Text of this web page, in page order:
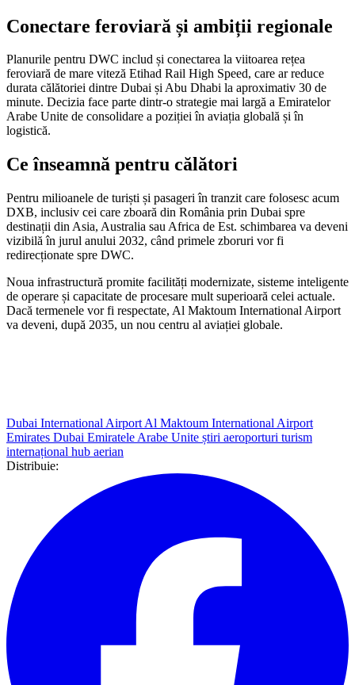
Conectare feroviară și ambiții regionale
Planurile pentru DWC includ și conectarea la viitoarea rețea
feroviară de mare viteză Etihad Rail High Speed, care ar reduce
durata călătoriei dintre Dubai și Abu Dhabi la aproximativ 30 de
minute. Decizia face parte dintr-o strategie mai largă a Emiratelor
Arabe Unite de consolidare a poziției în aviația globală și în
logistică.
Ce înseamnă pentru călători
Pentru milioanele de turiști și pasageri în tranzit care folosesc acum
DXB, inclusiv cei care zboară din România prin Dubai spre
destinații din Asia, Australia sau Africa de Est. schimbarea va deveni
vizibilă în jurul anului 2032, când primele zboruri vor fi
redirecționate spre DWC.
Noua infrastructură promite facilități modernizate, sisteme inteligente
de operare și capacitate de procesare mult superioară celei actuale.
Dacă termenele vor fi respectate, Al Maktoum International Airport
va deveni, după 2035, un nou centru al aviației globale.
Dubai International Airport Al Maktoum International Airport
Emirates Dubai Emiratele Arabe Unite știri aeroporturi turism
internațional hub aerian
Distribuie: